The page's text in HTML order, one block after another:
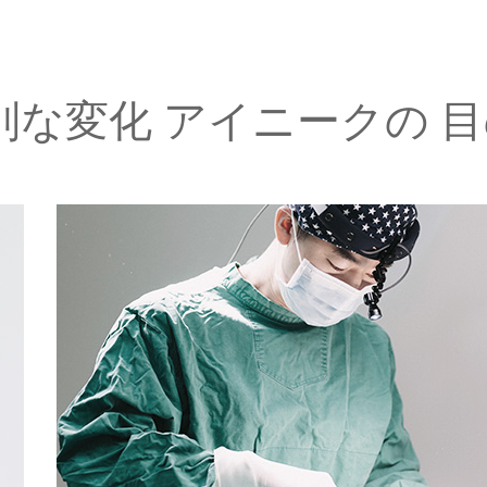
な変化 アイニークの